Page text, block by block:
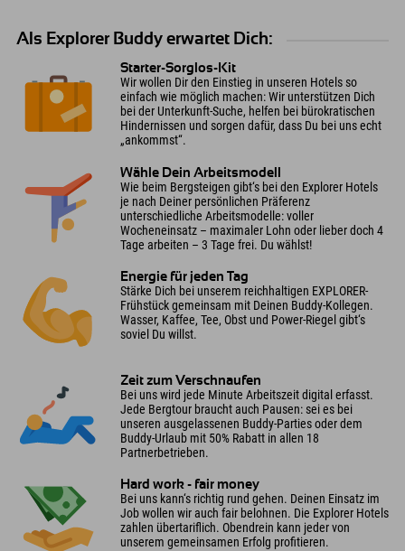
Als Explorer Buddy erwartet Dich:
Starter-Sorglos-Kit
Wir wollen Dir den Einstieg in unseren Hotels so
einfach wie möglich machen: Wir unterstützen Dich
bei der Unterkunft-Suche, helfen bei bürokratischen
Hindernissen und sorgen dafür, dass Du bei uns echt
„ankommst“.
Wähle Dein Arbeitsmodell
Wie beim Bergsteigen gibt‘s bei den Explorer Hotels
je nach Deiner persönlichen Präferenz
unterschiedliche Arbeitsmodelle: voller
Wocheneinsatz – maximaler Lohn oder lieber doch 4
Tage arbeiten – 3 Tage frei. Du wählst!
Energie für jeden Tag
Stärke Dich bei unserem reichhaltigen EXPLORER-
Frühstück gemeinsam mit Deinen Buddy-Kollegen.
Wasser, Kaffee, Tee, Obst und Power-Riegel gibt‘s
soviel Du willst.
Zeit zum Verschnaufen
Bei uns wird jede Minute Arbeitszeit digital erfasst.
Jede Bergtour braucht auch Pausen: sei es bei
unseren ausgelassenen Buddy-Parties oder dem
Buddy-Urlaub mit 50% Rabatt in allen 18
Partnerbetrieben.
Hard work - fair money
Bei uns kann‘s richtig rund gehen. Deinen Einsatz im
Job wollen wir auch fair belohnen. Die Explorer Hotels
zahlen übertariflich. Obendrein kann jeder von
unserem gemeinsamen Erfolg profitieren.